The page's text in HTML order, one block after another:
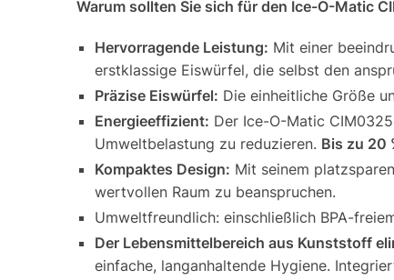
Warum sollten Sie sich für den Ice-O-Matic
Hervorragende Leistung: Mit einer
erstklassige Eiswürfel, die selbst den
Präzise Eiswürfel: Die einheitliche Größe
Energieeffizient: Der Ice-O-Matic
Umweltbelastung zu reduzieren. Bis zu 20
Kompaktes Design: Mit seinem
wertvollen Raum zu beanspruchen.
Umweltfreundlich: einschließlich BPA-
Der Lebensmittelbereich aus Kunststoff
einfache, langanhaltende Hygiene.